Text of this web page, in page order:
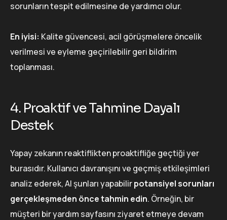
sorunların tespit edilmesine de yardımcı olur.
En iyisi: Kalite güvencesi, acil görüşmelere öncelik
verilmesi ve eyleme geçirilebilir geri bildirim
toplanması.
4. Proaktif ve Tahmine Dayalı
Destek
Yapay zekanın reaktiflikten proaktifliğe geçtiği yer
burasıdır. Kullanıcı davranışını ve geçmiş etkileşimleri
analiz ederek, AI şunları yapabilirpotansiyel sorunları
gerçekleşmeden önce tahmin edin. Örneğin, bir
müşteri bir yardım sayfasını ziyaret etmeye devam